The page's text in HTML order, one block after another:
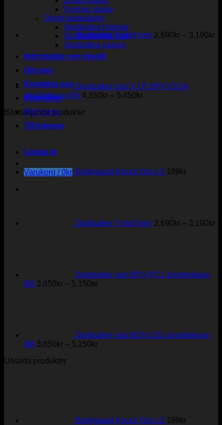
Synliga västar
Övrigt skottsäkert
Skottsäkra hjälmar
Skottsäkert för djur
Skottsäkra väskor
Information om skydd
Om oss
Kontakta oss
Köpvillkor
Mitt konto
Till kassan
Logga in
Varukorg /0kr
Skottsäker T-shirt herr 2,690 kr – 3,190 kr
Skottsäker väst V.I.P. BPV-C03A
skyddsklass IIIA 4,350 kr – 5,450 krPrisintervall:
Bästsäljande produkter
Bodyguard Knock Out v.2 199 kr
Skottsäker T-shirt herr 2,690 kr – 3,190 kr
Skottsäker väst BPV-PC1 skyddsklass
IIIA 3,850 kr – 5,150 krPrisintervall:
Skottsäker väst BOV-C01 skyddsklass
IIIA 3,850 kr – 5,150 krPrisintervall:
Utvalda produkter
Bodyguard Knock Out v.2 199 kr